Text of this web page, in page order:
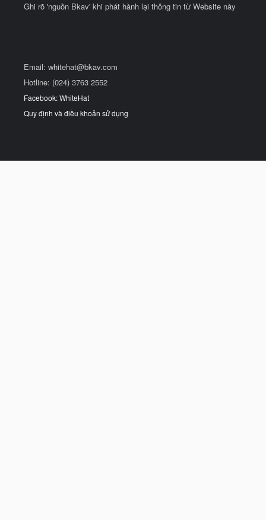
Ghi rõ 'nguồn Bkav' khi phát hành lại thông tin từ Website này
Email: whitehat@bkav.com
Hotline: (024) 3763 2552
Facebook: WhiteHat
Quy định và điều khoản sử dụng